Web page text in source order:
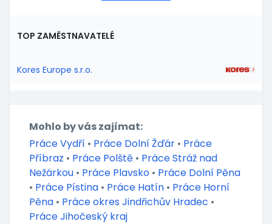
TOP ZAMĚSTNAVATELÉ
Kores Europe s.r.o.
Mohlo by vás zajímat:
Práce Vydří • Práce Dolní Žďár • Práce
Příbraz • Práce Polště • Práce Stráž nad
Nežárkou • Práce Plavsko • Práce Dolní Pěna
• Práce Pístina • Práce Hatín • Práce Horní
Pěna • Práce okres Jindřichův Hradec •
Práce Jihočeský kraj